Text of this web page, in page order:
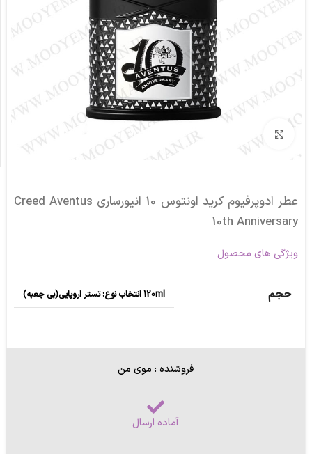
عطر ادوپرفیوم کرید اونتوس 10 انیورساری Creed Aventus
10th Anniversary
ویژگی های محصول
حجم 120ml انتخاب نوع: تستر اروپایی(بی جعبه)
فروشنده : موی من
آماده ارسال